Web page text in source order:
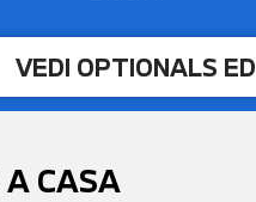
VEDI OPTIONALS
A CASA